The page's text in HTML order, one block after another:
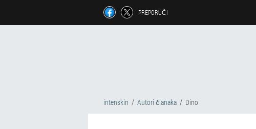
PREPORUČI
intenskin Autori članaka Dino